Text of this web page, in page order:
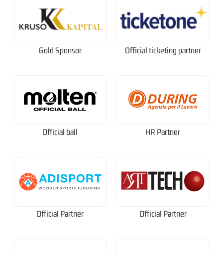
Gold Sponsor Official ticketing partner
Official ball HR Partner
Official Partner Official Partner